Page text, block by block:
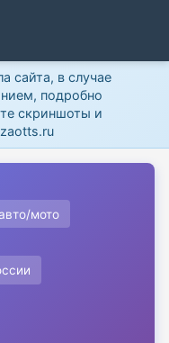
сайта, в случае
подробно
скриншоты и
мото